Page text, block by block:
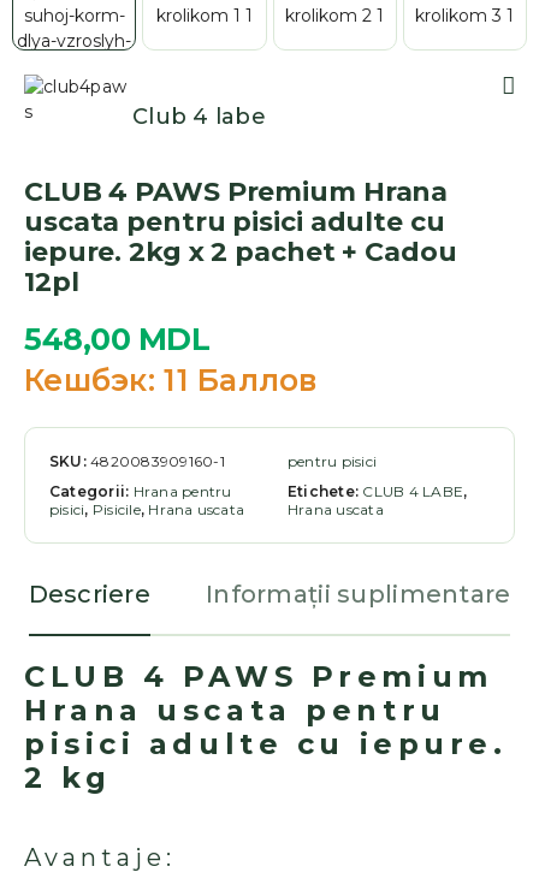
Club 4 labe
CLUB 4 PAWS Premium Hrana
uscata pentru pisici adulte cu
iepure. 2kg x 2 pachet + Cadou
12pl
548,00 MDL
Кешбэк: 11 Баллов
SKU:4820083909160-1
Categorii: Hrana pentru
pisici, Pisicile, Hrana uscata
pentru pisici
Etichete: CLUB 4 LABE,
Hrana uscata
Descriere Informații suplimentare
CLUB 4 PAWS Premium
Hrana uscata pentru
pisici adulte cu iepure.
2 kg
Avantaje: